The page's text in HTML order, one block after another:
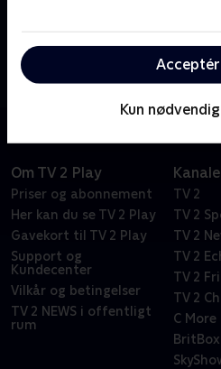
Kun
familie. Noel og Sue har 22
i deres travle liv på godt og
Om TV 2 Play
Priser og abonnement
Her kan du se TV 2 Play
Gavekort til TV 2 Play
Support og
Kundecenter
Vilkår og betingelser
TV 2 NEWS i offentligt
rum
TV 2
TV 2
TV 2
TV 2
TV 2 Fri
TV 2
C More
BritBox